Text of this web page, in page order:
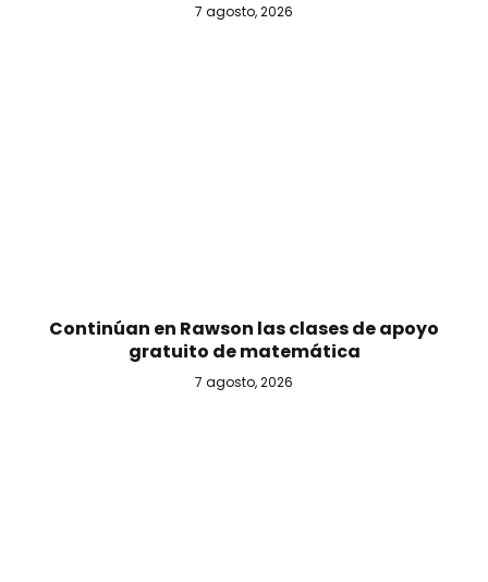
7 agosto, 2026
Continúan en Rawson las clases de apoyo
gratuito de matemática
7 agosto, 2026